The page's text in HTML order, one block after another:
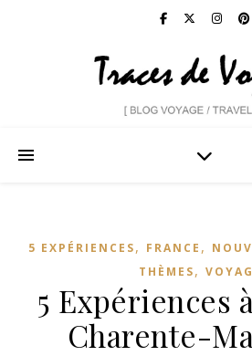
5 EXPÉRIENCES, FRANCE ,
THÈMES,
5 Expériences
Charente-